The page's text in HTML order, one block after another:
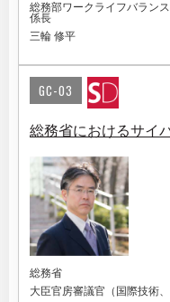
総務部ワークライフバラン
係長
三輪 修平
GC-03
総務省におけるサイ
総務省
大臣官房審議官（国際技術